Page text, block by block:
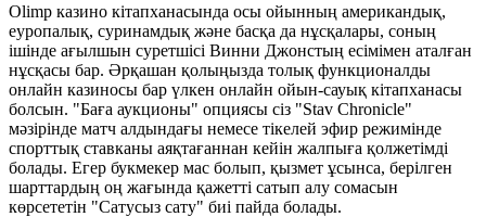
Olimp казино кітапханасында осы ойынның американдық,
еуропалық, суринамдық және басқа да нұсқалары, соның
ішінде ағылшын суретшісі Винни Джонстың есімімен аталған
нұсқасы бар. Әрқашан қолыңызда толық функционалды
онлайн казиносы бар үлкен онлайн ойын-сауық кітапханасы
болсын. "Баға аукционы" опциясы сіз "Stav Chronicle"
мәзірінде матч алдындағы немесе тікелей эфир режимінде
спорттық ставканы аяқтағаннан кейін жалпыға қолжетімді
болады. Егер букмекер мас болып, қызмет ұсынса, берілген
шарттардың оң жағында қажетті сатып алу сомасын
көрсететін "Сатусыз сату" биі пайда болады.